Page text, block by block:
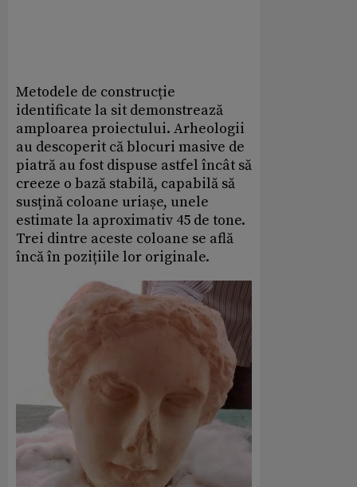
Metodele de construcție
identificate la sit demonstrează
amploarea proiectului. Arheologii
au descoperit că blocuri masive de
piatră au fost dispuse astfel încât să
creeze o bază stabilă, capabilă să
susțină coloane uriașe, unele
estimate la aproximativ 45 de tone.
Trei dintre aceste coloane se află
încă în pozițiile lor originale.